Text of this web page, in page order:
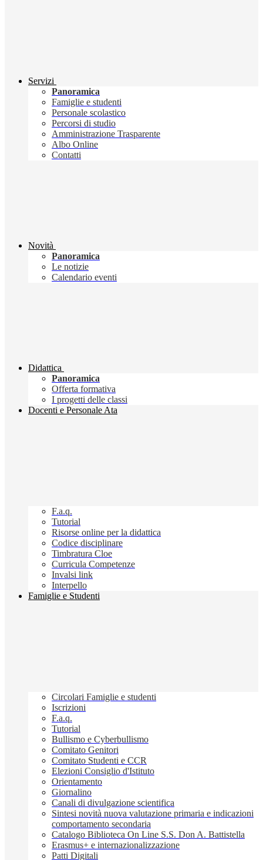
Servizi
Panoramica
Famiglie e studenti
Personale scolastico
Percorsi di studio
Amministrazione Trasparente
Albo Online
Contatti
Novità
Panoramica
Le notizie
Calendario eventi
Didattica
Panoramica
Offerta formativa
I progetti delle classi
Docenti e Personale Ata
F.a.q.
Tutorial
Risorse online per la didattica
Codice disciplinare
Timbratura Cloe
Curricula Competenze
Invalsi link
Interpello
Famiglie e Studenti
Circolari Famiglie e studenti
Iscrizioni
F.a.q.
Tutorial
Bullismo e Cyberbullismo
Comitato Genitori
Comitato Studenti e CCR
Elezioni Consiglio d'Istituto
Orientamento
Giornalino
Canali di divulgazione scientifica
Sintesi novità nuova valutazione primaria e indicazioni
comportamento secondaria
Catalogo Biblioteca On Line S.S. Don A. Battistella
Erasmus+ e internazionalizzazione
Patti Digitali